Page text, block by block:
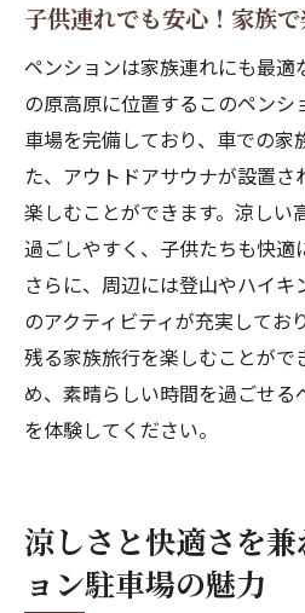
子供連れでも安心！家族
ペンションは家族連れにも最適
の原高原に位置するこのペン
車場を完備しており、車での家
た、アウトドアサウナが設置さ
楽しむことができます。涼しい
過ごしやすく、子供たちも快適
さらに、周辺には登山やハイ
のアクティビティが充実してお
残る家族旅行を楽しむことがで
め、素晴らしい時間を過ごせる
を体験してください。
涼しさと快適さを
ョン駐車場の魅力